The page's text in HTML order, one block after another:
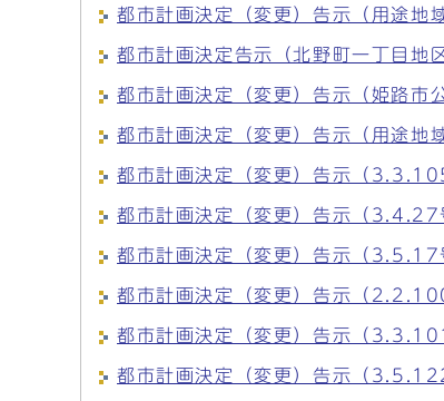
都市計画決定（変更）告示（用途地
都市計画決定告示（北野町一丁目地
都市計画決定（変更）告示（姫路市
都市計画決定（変更）告示（用途地
都市計画決定（変更）告示（
都市計画決定（変更）告示（
都市計画決定（変更）告示（
都市計画決定（変更）告示（
都市計画決定（変更）告示（
都市計画決定（変更）告示（